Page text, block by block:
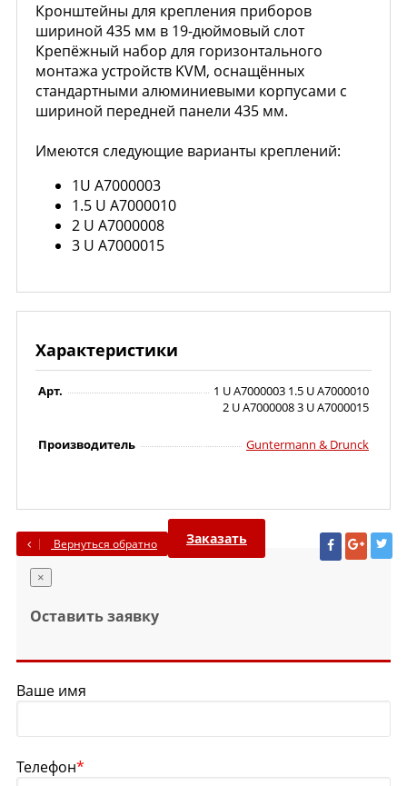
Кронштейны для крепления приборов
шириной 435 мм в 19-дюймовый слот
Крепёжный набор для горизонтального
монтажа устройств KVM, оснащённых
стандартными алюминиевыми корпусами с
шириной передней панели 435 мм.
Имеются следующие варианты креплений:
1U A7000003
1.5 U A7000010
2 U A7000008
3 U A7000015
Характеристики
Арт.
1 U A7000003 1.5 U A7000010
2 U A7000008 3 U A7000015
Производитель Guntermann & Drunck
Вернуться обратно Заказать
×
Оставить заявку
Ваше имя
Телефон*